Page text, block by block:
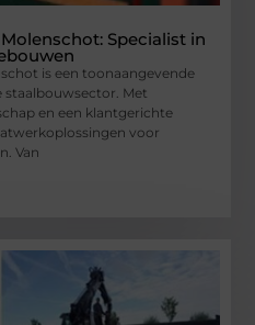
Specialist in
is een toonaangevende
staalbouwsector. Met
en een klantgerichte
voor
Van